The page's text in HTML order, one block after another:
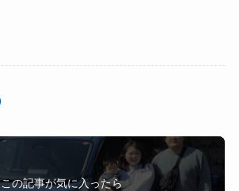
この記事が気に入ったら